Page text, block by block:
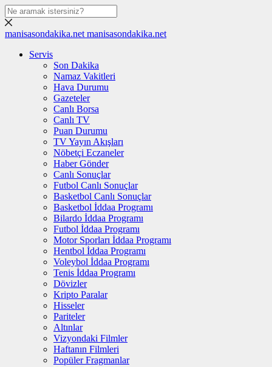
manisasondakika.net manisasondakika.net
Servis
Son Dakika
Namaz Vakitleri
Hava Durumu
Gazeteler
Canlı Borsa
Canlı TV
Puan Durumu
TV Yayın Akışları
Nöbetçi Eczaneler
Haber Gönder
Canlı Sonuçlar
Futbol Canlı Sonuçlar
Basketbol Canlı Sonuçlar
Basketbol İddaa Programı
Bilardo İddaa Programı
Futbol İddaa Programı
Motor Sporları İddaa Programı
Hentbol İddaa Programı
Voleybol İddaa Programı
Tenis İddaa Programı
Dövizler
Kripto Paralar
Hisseler
Pariteler
Altınlar
Vizyondaki Filmler
Haftanın Filmleri
Popüler Fragmanlar